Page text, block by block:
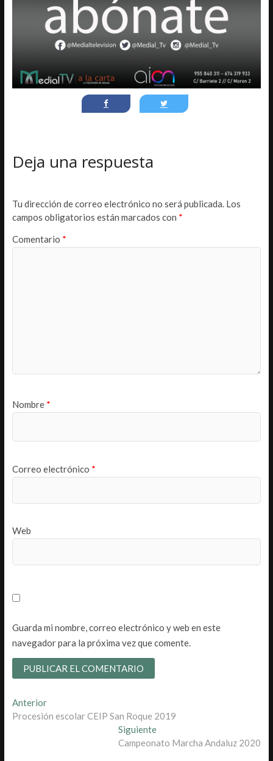
Deja una respuesta
Tu dirección de correo electrónico no será publicada. Los
campos obligatorios están marcados con *
Comentario *
Nombre *
Correo electrónico *
Web
Guarda mi nombre, correo electrónico y web en este
navegador para la próxima vez que comente.
Navegación
de
AnteriorEntrada
anterior:
Procesión escolar CEIP San Roque 2019
SiguienteEntrada
siguiente:
Campeonato Marcha Andaluz 2020